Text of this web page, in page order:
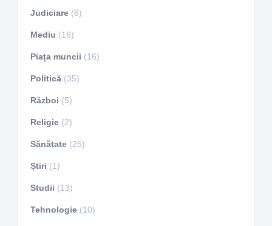
Judiciare (6)
Mediu (16)
Piața muncii (16)
Politică (35)
Război (5)
Religie (2)
Sănătate (25)
Știri (1)
Studii (13)
Tehnologie (10)